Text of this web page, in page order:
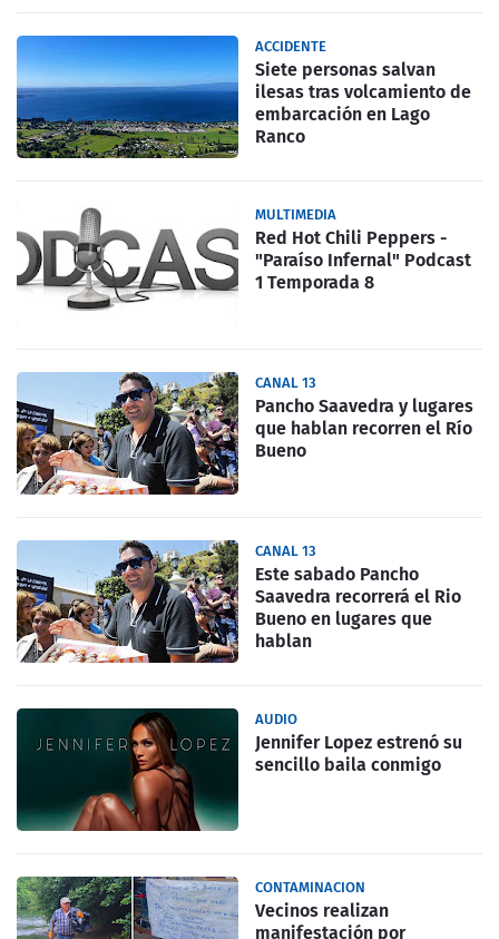
ACCIDENTE
Siete personas salvan
ilesas tras volcamiento de
embarcación en Lago
Ranco
MULTIMEDIA
Red Hot Chili Peppers -
"Paraíso Infernal" Podcast
1 Temporada 8
CANAL 13
Pancho Saavedra y lugares
que hablan recorren el Río
Bueno
CANAL 13
Este sabado Pancho
Saavedra recorrerá el Rio
Bueno en lugares que
hablan
AUDIO
Jennifer Lopez estrenó su
sencillo baila conmigo
CONTAMINACION
Vecinos realizan
manifestación por